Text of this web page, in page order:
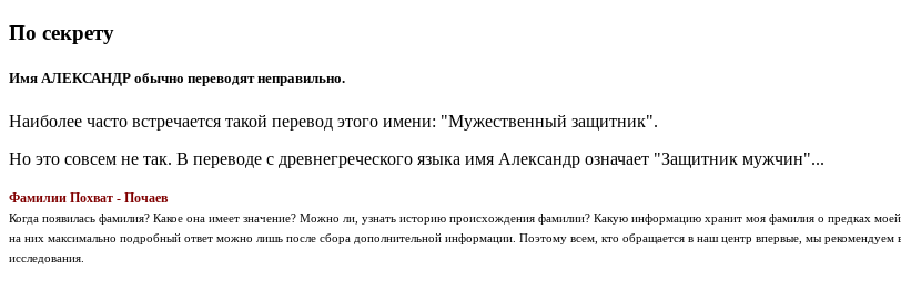
По секрету
Имя АЛЕКСАНДР обычно переводят неправильно.
Наиболее часто встречается такой перевод этого имени: "Мужественный защитник".
Но это совсем не так. В переводе с древнегреческого языка имя Александр означает "Защитник мужчин"...
Фамилии Похват - Почаев
Когда появилась фамилия? Какое она имеет значение? Можно ли, узнать историю происхождения фамилии? Какую информацию хранит моя фамилия о предках
на них максимально подробный ответ можно лишь после сбора дополнительной информации. Поэтому всем, кто обращается в наш центр впервые, мы рекомендуем
исследования.